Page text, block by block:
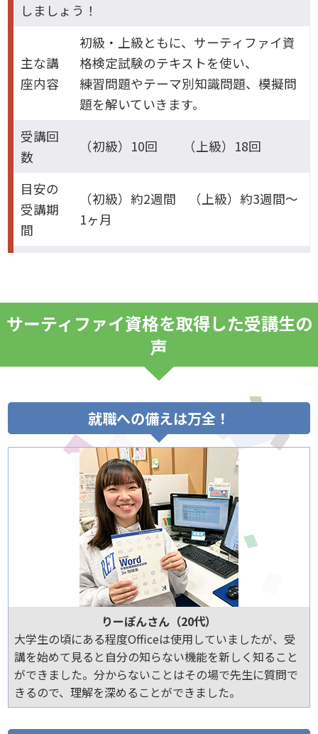
しましょう！
主な講
座内容
初級・上級ともに、サーティファイ資
格検定試験のテキストを使い、
練習問題やテーマ別知識問題、模擬問
題を解いていきます。
受講回
数
（初級）10回 （上級）18回
目安の
受講期
間
（初級）約2週間 （上級）約3週間～
1ヶ月
サーティファイ資格を取得した受講生の
声
就職への備えは万全！
りーぽんさん（20代）
大学生の頃にある程度Officeは使用していましたが、受
講を始めて見ると自分の知らない機能を新しく知ること
ができました。分からないことはその場で先生に質問で
きるので、理解を深めることができました。